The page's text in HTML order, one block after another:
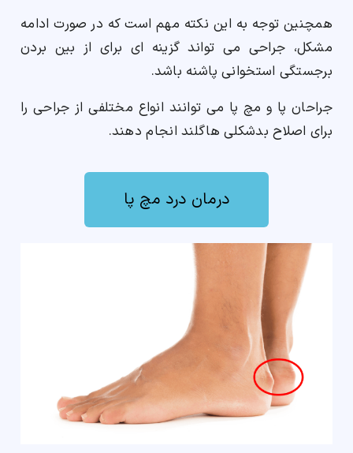
همچنین توجه به این نکته مهم است که در صورت ادامه
مشکل، جراحی می تواند گزینه ای برای از بین بردن
برجستگی استخوانی پاشنه باشد.
جراحان پا و مچ پا می توانند انواع مختلفی از جراحی را
برای اصلاح بدشکلی هاگلند انجام دهند.
درمان درد مچ پا